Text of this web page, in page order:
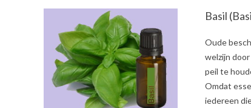
Basil
2021-
06-
Oude
welzijn
peil te
Omdat
iedereen